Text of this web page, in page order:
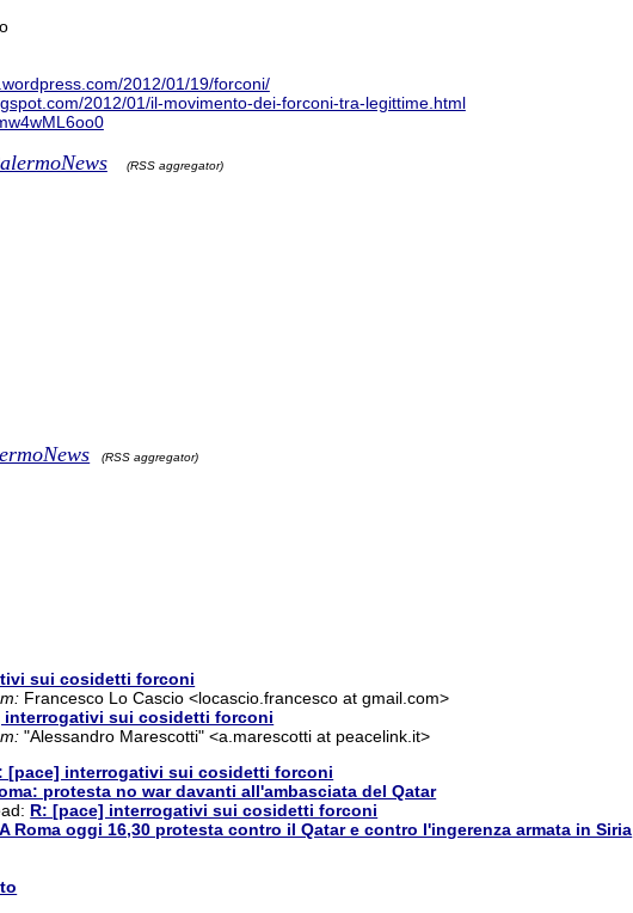
2012/01/19/forconi/
2012/01/il-movimento-dei-forconi-tra-legittime.html
(RSS aggregator)
(RSS aggregator)
sui cosidetti forconi
Francesco Lo Cascio <locascio.francesco at gmail.com>
interrogativi sui cosidetti forconi
"Alessandro Marescotti" <a.marescotti at peacelink.it>
[pace] interrogativi sui cosidetti forconi
protesta no war davanti all'ambasciata del Qatar
R: [pace] interrogativi sui cosidetti forconi
A Roma oggi 16,30 protesta contro il Qatar e contro l'ingerenza armata in Siria